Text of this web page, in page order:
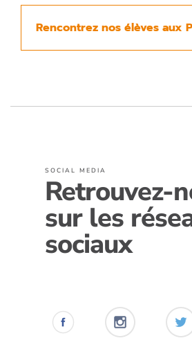
Rencontrez nos élèves aux
SOCIAL MEDIA
Retrouvez-
sur les
sociaux